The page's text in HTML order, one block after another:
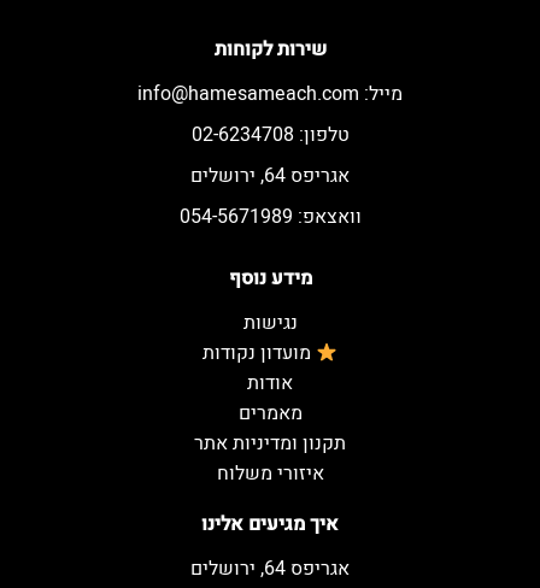
איך מגיעים אלינו
אגריפס 64, ירושלים
מידע נוסף
נגישות
מועדון נקודות
אודות
מאמרים
תקנון ומדיניות אתר
איזורי משלוח
שירות לקוחות
מייל: info@hamesameach.com
טלפון: 02-6234708
אגריפס 64, ירושלים
וואצאפ: 054-5671989